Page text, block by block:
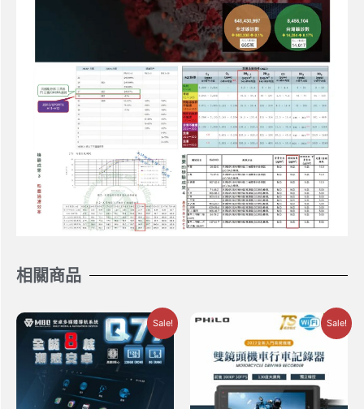
相關商品
Sale! Sale!